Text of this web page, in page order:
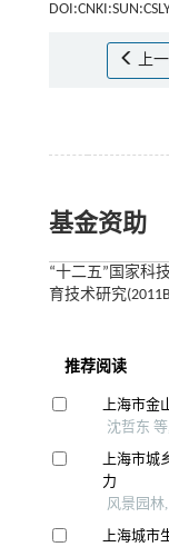
上
基金资助
“十二五”国家科
育技术研究